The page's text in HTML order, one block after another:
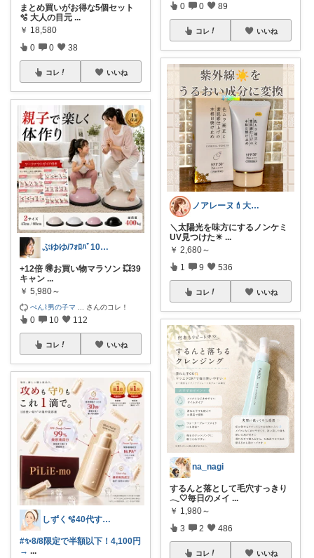
まとめ買いがお得な5個セット
🫧 大人の目元 ...
￥ 18,580
0 0 38
コレ いいね
ぷゆゆ/ﾌｫﾛﾊﾞ100 ♡から経由購入
+12倍 🉐お買い物マラソン 💥39
キャン ...
￥ 5,980～
ぺん⌇男の子マ さんのコレ！
0 10 112
コレ いいね
しずく🫧40代すっぴん美肌＆ダイエット
#✨️8/8限定で半額以下！4,100円
→ ...
0 0 89
コレ いいね
ノアレーヌ💄大人ゆる美容
＼太陽光を味方にするノンケミ
UV見つけた☀ ...
￥ 2,680～
1 9 536
コレ いいね
na_nagi
するんと落として毛穴すっきり
𓂃🤍毎日のメイ ...
￥ 1,980～
3 2 486
コレ いいね